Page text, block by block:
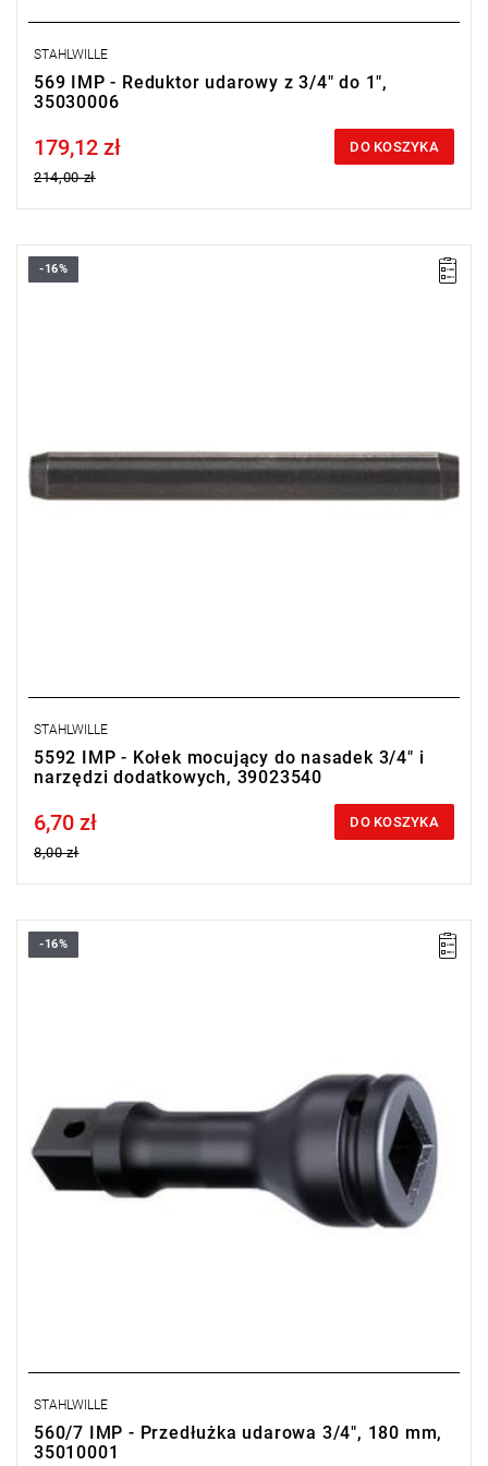
STAHLWILLE
569 IMP - Reduktor udarowy z 3/4" do 1",
35030006
Price tax included
179,12 zł
214,00 zł
DO KOSZYKA
-16%
STAHLWILLE
5592 IMP - Kołek mocujący do nasadek 3/4" i
narzędzi dodatkowych, 39023540
Price tax included
6,70 zł
8,00 zł
DO KOSZYKA
-16%
STAHLWILLE
560/7 IMP - Przedłużka udarowa 3/4", 180 mm,
35010001